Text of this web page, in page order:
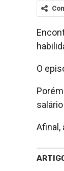
O
Afinal,